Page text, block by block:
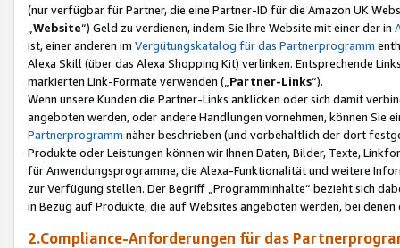
(nur verfügbar für Partner, die eine Partner-ID für die Amazon UK
Website“) Geld zu verdienen, indem Sie Ihre Website mit einer der in
ist, einer anderen im Vergütungskatalog für das Partnerprogramm
Alexa Skill (über das Alexa Shopping Kit) verlinken. Entsprechende
markierten Link-Formate verwenden („ Partner-Links“).
Wenn unsere Kunden die Partner-Links anklicken oder sich damit
angeboten werden, oder andere Handlungen vornehmen, können Sie
Partnerprogramm näher beschrieben (und vorbehaltlich der dort
Produkte oder Leistungen können wir Ihnen Daten, Bilder, Texte,
für Anwendungsprogramme, die Alexa-Funktionalität und weitere
zur Verfügung stellen. Der Begriff „Programminhalte“ bezieht sich
in Bezug auf Produkte, die auf Websites angeboten werden, bei
2.Compliance-Anforderungen für das